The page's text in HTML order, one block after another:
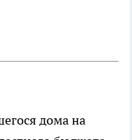
дома на